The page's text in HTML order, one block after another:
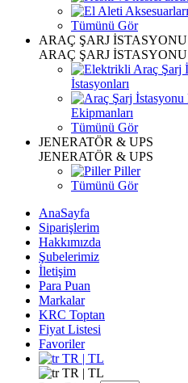
Tümünü Gör
ARAÇ ŞARJ İSTASYONU
ARAÇ ŞARJ İSTASYONU
İstasyonları
Ekipmanları
Tümünü Gör
JENERATÖR & UPS
JENERATÖR & UPS
Piller
Tümünü Gör
AnaSayfa
Siparişlerim
Hakkımızda
Şubelerimiz
İletişim
Para Puan
Markalar
KRC Toptan
Fiyat Listesi
Favoriler
TR | TL
TR | TL